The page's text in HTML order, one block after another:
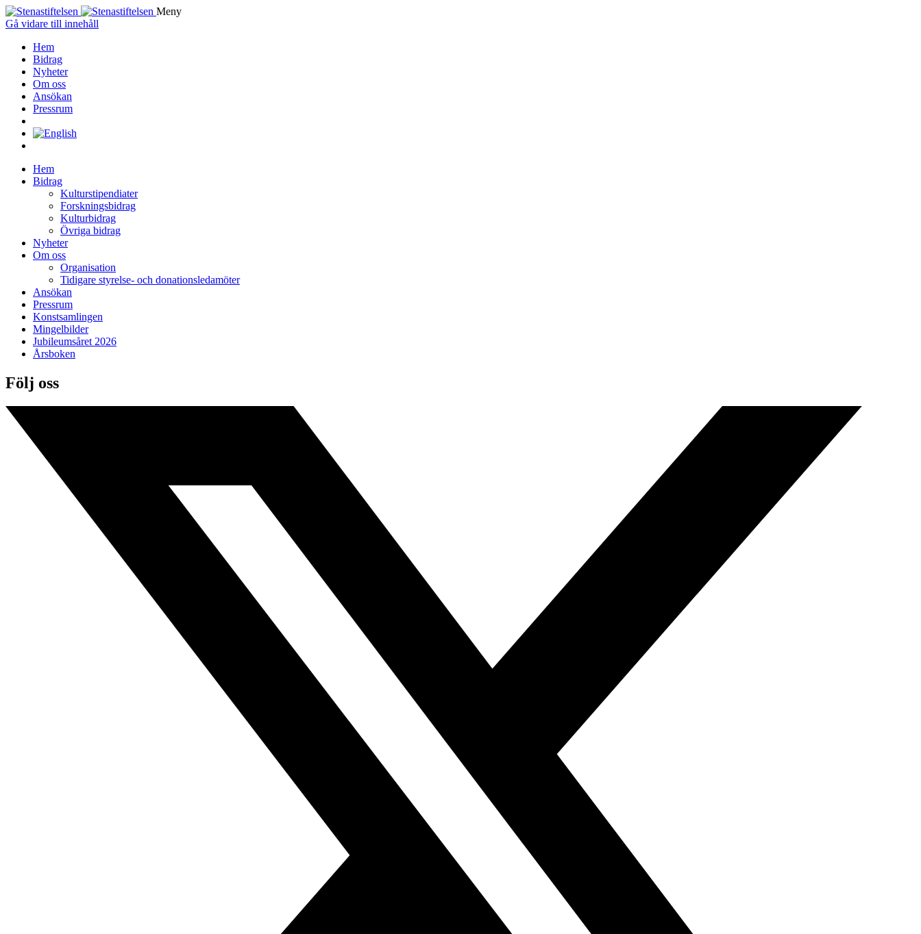
Meny
Gå vidare till innehåll
Hem
Bidrag
Nyheter
Om oss
Ansökan
Pressrum
Hem
Bidrag
Kulturstipendiater
Forskningsbidrag
Kulturbidrag
Övriga bidrag
Nyheter
Om oss
Organisation
Tidigare styrelse- och donationsledamöter
Ansökan
Pressrum
Konstsamlingen
Mingelbilder
Jubileumsåret 2026
Årsboken
Följ oss